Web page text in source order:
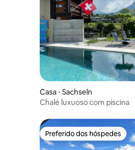
Casa ⋅ Sachseln
Chalé luxuoso com piscina
Preferido dos hóspedes
Preferido dos hóspedes